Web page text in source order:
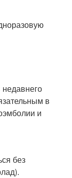
в
и
без